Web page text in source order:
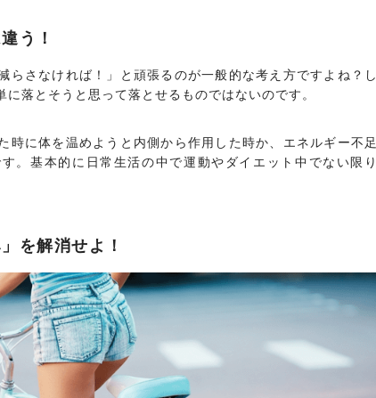
う！
らさなければ！」と頑張るのが一般的な考え方ですよね？し
落とそうと思って落とせるものではないのです。
時に体を温めようと内側から作用した時か、エネルギー不足
。基本的に日常生活の中で運動やダイエット中でない限り
を解消せよ！